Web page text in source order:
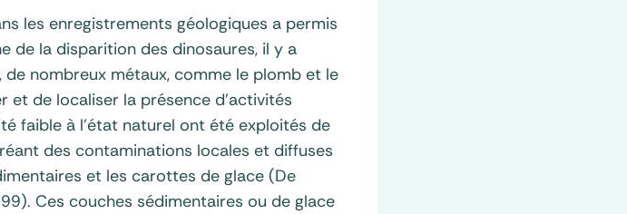
les enregistrements géologiques a permis
de la disparition des dinosaures, il y a
de nombreux métaux, comme le plomb et le
et de localiser la présence d’activités
faible à l’état naturel ont été exploités de
des contaminations locales et diffuses
et les carottes de glace (De
Ces couches sédimentaires ou de glace